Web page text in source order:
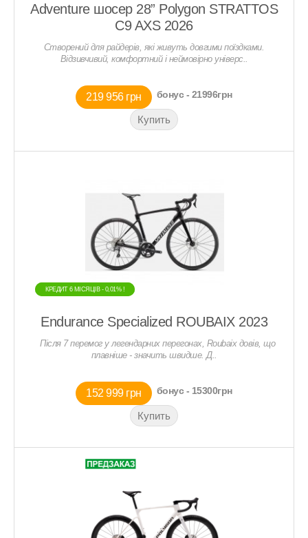
Adventure шосер 28” Polygon STRATTOS
C9 AXS 2026
Створений для райдерів, які живуть довгими поїздками.
Відзивчивий, комфортний і неймовірно універс..
219 956 грн бонус - 21996грн
КРЕДИТ 6 МIСЯЦIВ - 0,01% !
КРЕДИТ 6 МIСЯЦIВ - 0,01% !
Endurance Specialized ROUBAIX 2023
Після 7 перемог у легендарних перегонах, Roubaix довів, що
плавніше - значить швидше. Д..
152 999 грн бонус - 15300грн